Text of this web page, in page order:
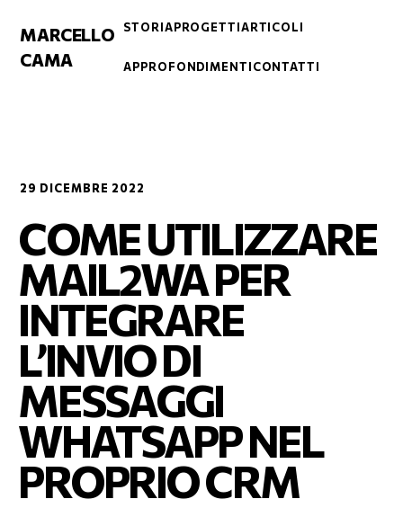
MARCELLO
CAMA
STORIAPROGETTIARTICOLI
APPROFONDIMENTICONTATTI
29 DICEMBRE 2022
COME UTILIZZARE
MAIL2WA PER
INTEGRARE
L’INVIO DI
MESSAGGI
WHATSAPP NEL
PROPRIO CRM